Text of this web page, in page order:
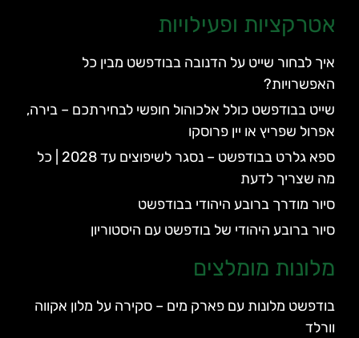
אטרקציות ופעילויות
איך לבחור שייט על הדנובה בבודפשט מבין כל
האפשרויות?
שייט בבודפשט כולל אלכוהול חופשי לבחירתכם – בירה,
אפרול שפריץ או יין פרוסקו
ספא גלרט בבודפשט – נסגר לשיפוצים עד 2028 | כל
מה שצריך לדעת
סיור מודרך ברובע היהודי בבודפשט
סיור ברובע היהודי של בודפשט עם היסטוריון
מלונות מומלצים
בודפשט מלונות עם פארק מים – סקירה על מלון אקווה
וורלד